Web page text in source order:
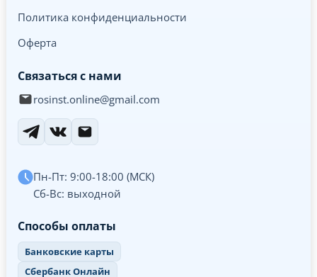
Политика конфиденциальности
Оферта
Связаться с нами
rosinst.online@gmail.com
Пн-Пт: 9:00-18:00 (МСК)
Сб-Вс: выходной
Способы оплаты
Банковские карты
Сбербанк Онлайн